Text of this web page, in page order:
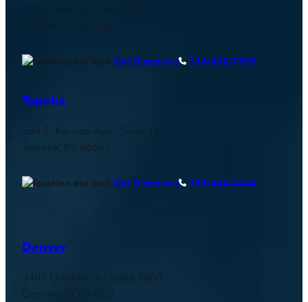
515 S Main St., Suite 107
Wichita, KS 67202
Get Directions 316-888-7500
Topeka
534 S. Kansas Ave., Suite 160
Topeka, KS 66603
Get Directions 785-444-4444
Denver
3401 Quebec St., Suite 4060
Denver, CO 80207